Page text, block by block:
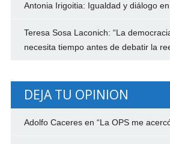
Antonia Irigoitia: Igualdad y diálogo
Teresa Sosa Laconich: “La
necesita tiempo antes de debatir la
DEJA TU OPINION
Adolfo Caceresen “La OPS me